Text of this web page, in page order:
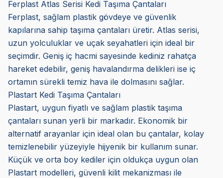
Ferplast Atlas Serisi Kedi Taşıma Çantaları
Ferplast, sağlam plastik gövdeye ve güvenlik
kapılarına sahip taşıma çantaları üretir. Atlas serisi,
uzun yolculuklar ve uçak seyahatleri için ideal bir
seçimdir. Geniş iç hacmi sayesinde kediniz rahatça
hareket edebilir, geniş havalandırma delikleri ise iç
ortamın sürekli temiz hava ile dolmasını sağlar.
Plastart Kedi Taşıma Çantaları
Plastart, uygun fiyatlı ve sağlam plastik taşıma
çantaları sunan yerli bir markadır. Ekonomik bir
alternatif arayanlar için ideal olan bu çantalar, kolay
temizlenebilir yüzeyiyle hijyenik bir kullanım sunar.
Küçük ve orta boy kediler için oldukça uygun olan
Plastart modelleri, güvenli kilit mekanizması ile